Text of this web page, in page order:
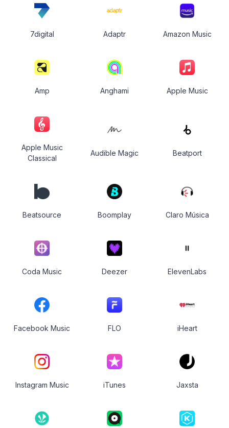
7digital Adaptr Amazon Music
Amp Anghami Apple Music
Apple Music
Classical
Audible Magic Beatport
Beatsource Boomplay Claro Música
Coda Music Deezer ElevenLabs
Facebook Music FLO iHeart
Instagram Music iTunes Jaxsta